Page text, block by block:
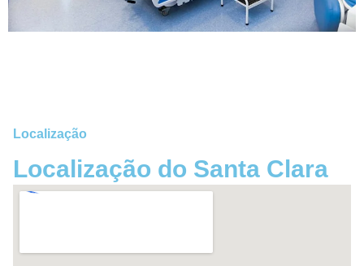
Localização
Localização do Santa Clara